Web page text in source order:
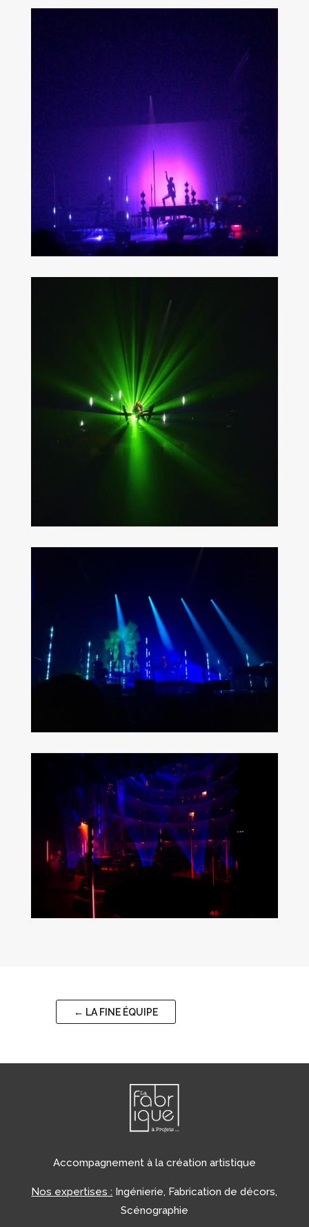
← LA FINE ÉQUIPE
Accompagnement à la création artistique
Nos expertises : Ingénierie, Fabrication de décors,
Scénographie